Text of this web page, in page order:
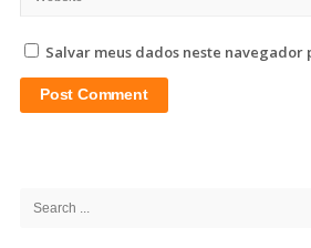
Salvar meus dados neste
Search